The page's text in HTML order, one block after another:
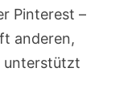
Pinterest –
anderen,
unterstützt